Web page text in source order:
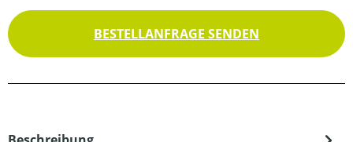
BESTELLANFRAGE SENDEN